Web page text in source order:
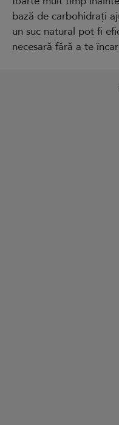
bază de carbohidrați
un suc natural pot fi
necesară fără a te